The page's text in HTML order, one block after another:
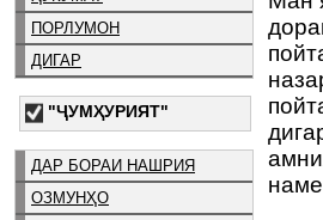
ПОРЛУМОН
ДИГАР
"ҶУМҲУРИЯТ"
ДАР БОРАИ НАШРИЯ
ОЗМУНҲО